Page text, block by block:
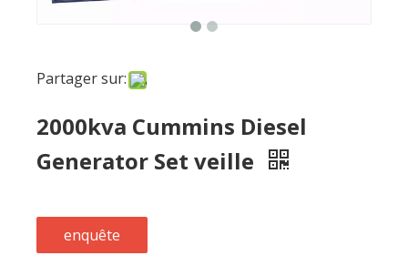
Generator Set veille
enquête
Fonctionnalités